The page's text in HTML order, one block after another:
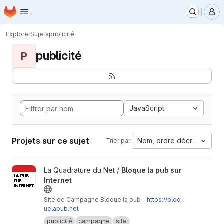
Passer au contenu principal
Page d'accueil
ExplorerSujetspublicité
P publicité
JavaScript
Projets sur ce sujet Trier par: Nom, ordre décroissant
Afficher le projet Bloque la pub sur Internet
La Quadrature du Net / Bloque la pub sur
Internet
Site de Campagne Bloque la pub - https://bloq
uelapub.net
publicité
campagne site